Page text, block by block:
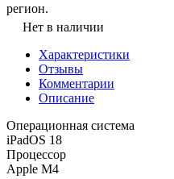
регион.
Нет в наличии
Характеристики
Отзывы
Комментарии
Описание
Операционная система
iPadOS 18
Процессор
Apple M4